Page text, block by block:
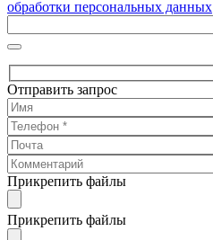
обработки персональных данных
Отправить запрос
Прикрепить файлы
Прикрепить файлы